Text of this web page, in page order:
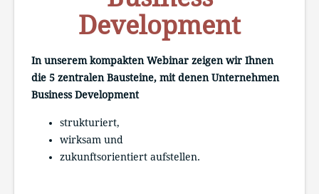
Development
In unserem kompakten Webinar zeigen wir Ihnen
die 5 zentralen Bausteine, mit denen Unternehmen
Business Development
strukturiert,
wirksam und
zukunftsorientiert aufstellen.